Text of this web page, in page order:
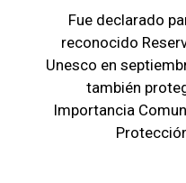
Fue declarado
reconocido
Unesco en
también
Importancia